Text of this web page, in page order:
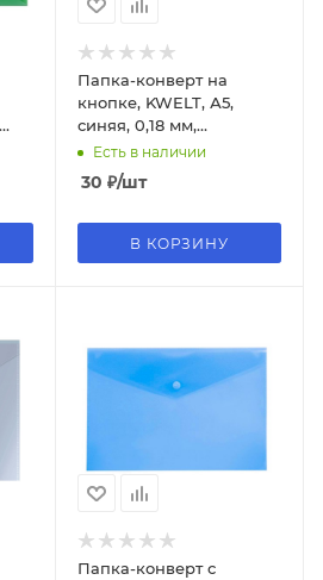
Папка-конверт на
кнопке, KWELT, А5,
синяя, 0,18 мм,
КР-000238
Есть в наличии
30 ₽/шт
В КОРЗИНУ
Папка-конверт с